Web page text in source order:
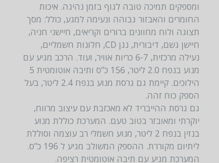
ומספקים תמיכה טובה לגוף בזמן נהיגה. איכות
החומרים והאבזור גבוהה ונעימה למגע, כולל: מסך
תצוגה ולוח מחוונים ברורים וקריאים, חיישני חניה,
חיישן גשם, דיבורית, נגן CD, חלונות חשמליים,
נעילה מרכזית, 6-7 כריות אוויר, ועוד. הרכב מגיע עם
מנוע בנפח 2.0 ליטר, 156 כ”ס ותיבה אוטומטית 5
הילוכים. קיימת גם גרסת מנוע בנפח 2.4 ליטר, בעל
הספק כוח זהה.
גם גרסת ההייבריד לא מאכזבת עם עיצוב מרווח,
יוקרתי ומאובזר בטוב טעם. המערכת כוללת מנוע
בנזין בנפח 2 ליטר, מנוע חשמלי רב עוצמה וסוללת
ליתיום מקוררת. ההספק המשולב מגיע ל 196 כ”ס.
המערכת מגיע עם תיבה אוטומטית רציפה.